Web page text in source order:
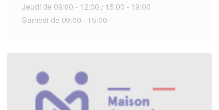
Jeudi de 09:00 - 12:00 / 15:00 - 19:00
Samedi de 09:00 - 15:00